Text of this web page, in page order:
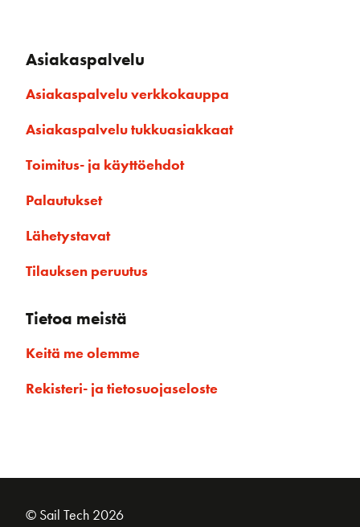
Asiakaspalvelu
Asiakaspalvelu verkkokauppa
Asiakaspalvelu tukkuasiakkaat
Toimitus- ja käyttöehdot
Palautukset
Lähetystavat
Tilauksen peruutus
Tietoa meistä
Keitä me olemme
Rekisteri- ja tietosuojaseloste
© Sail Tech 2026